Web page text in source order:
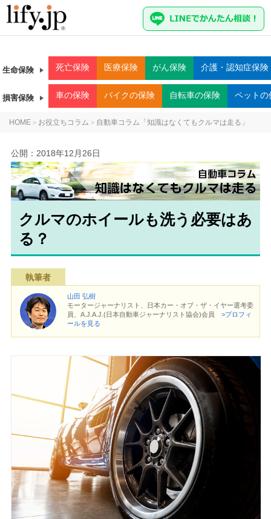
生命保険 死亡保険 医療保険 がん保険 介護・認知症保険
損害保険 車の保険 バイクの保険 自転車の保険 ペットの
HOME > お役立ちコラム > 自動車コラム「知識はなくてもクルマは走る」
公開： 2018年12月26日
クルマのホイールも洗う必要はあ
る？
執筆者
山田 弘樹
モータージャーナリスト、日本カー・オブ・ザ・イヤー選考委
員、A.J.A.J.(日本自動車ジャーナリスト協会)会員 >プロフィ
ールを見る